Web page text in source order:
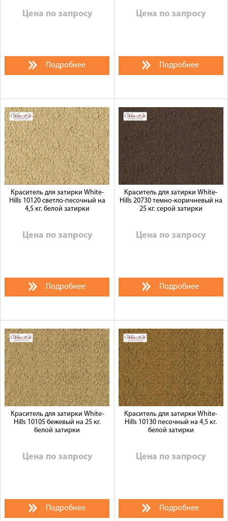
Цена по запросу
Подробнее
Цена по запросу
Подробнее
Краситель для затирки White-
Hills 10120 светло-песочный на
4,5 кг. белой затирки
Цена по запросу
Подробнее
Краситель для затирки White-
Hills 20730 темно-коричневый на
25 кг. серой затирки
Цена по запросу
Подробнее
Краситель для затирки White-
Hills 10105 бежевый на 25 кг.
белой затирки
Цена по запросу
Подробнее
Краситель для затирки White-
Hills 10130 песочный на 4,5 кг.
белой затирки
Цена по запросу
Подробнее